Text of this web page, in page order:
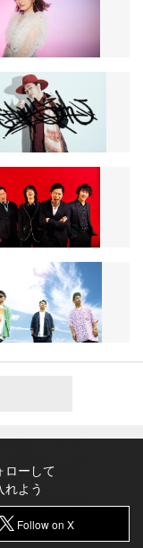
ローして
よう
Follow on X